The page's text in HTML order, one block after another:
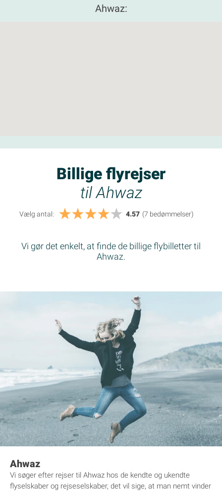
Ahwaz:
Billige flyrejser
til Ahwaz
Vælg antal: 4.57 (7 bedømmelser)
Vi gør det enkelt, at finde de billige flybilletter til
Ahwaz.
Ahwaz
Vi søger efter rejser til Ahwaz hos de kendte og ukendte
flyselskaber og rejseselskaber, det vil sige, at man nemt vinder